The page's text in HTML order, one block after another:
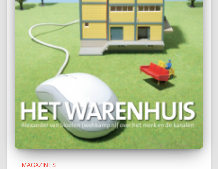
MAGAZINES